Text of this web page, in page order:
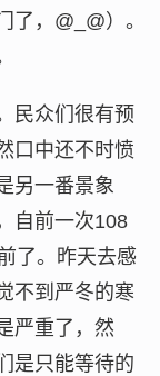
，@_@）。
民众们很有预
口中还不时愤
另一番景象
自前一次108
了。昨天去感
不到严冬的寒
严重了，然
是只能等待的